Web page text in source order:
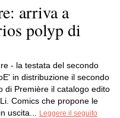
arriva a
polyp di
- la testata del secondo
in distribuzione il secondo
di Première il catalogo edito
Comics che propone le
uscita...
Leggere il seguito